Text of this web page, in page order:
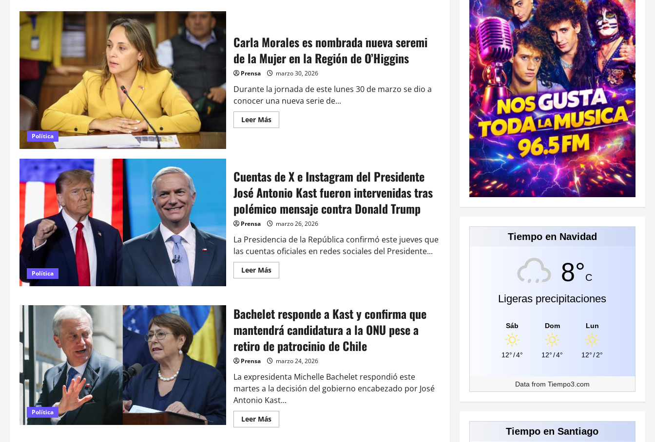
Política
Carla Morales es nombrada nueva seremi
de la Mujer en la Región de O’Higgins
Prensa marzo 30, 2026
Durante la jornada de este lunes 30 de marzo se dio a
conocer una nueva serie de...
Leer MásLeer
más
nueva
seremi
de
la
Mujer
en
la
Región
de
O’Higgins
Política
Cuentas de X e Instagram del Presidente
José Antonio Kast fueron intervenidas tras
polémico mensaje contra Donald Trump
Prensa marzo 26, 2026
La Presidencia de la República confirmó este jueves que
las cuentas oficiales en redes sociales del Presidente...
Leer MásLeer
más
X
e
Instagram
del
Presidente
José
Antonio
Kast
fueron
intervenidas
tras
polémico
mensaje
contra
Donald
Trump
Política
Bachelet responde a Kast y confirma que
mantendrá candidatura a la ONU pese a
retiro de patrocinio de Chile
Prensa marzo 24, 2026
La expresidenta Michelle Bachelet respondió este
martes a la decisión del gobierno encabezado por José
Antonio Kast...
Leer MásLeer
más
Tiempo en Navidad
8°C
Ligeras precipitaciones
Sáb
12° /4°
Dom
12° /4°
Lun
12° /2°
Data from Tiempo3.com
Tiempo en Santiago